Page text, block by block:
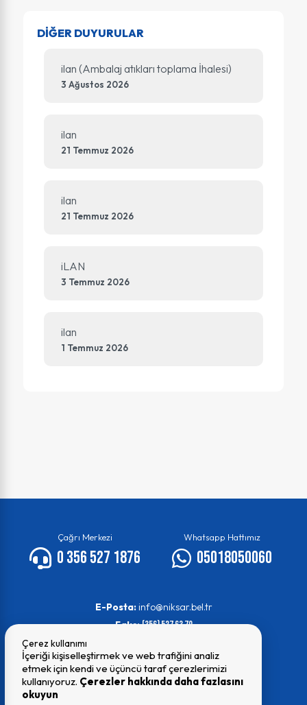
DİĞER DUYURULAR
ilan (Ambalaj atıkları toplama İhalesi)
3 Ağustos 2026
ilan
21 Temmuz 2026
ilan
21 Temmuz 2026
iLAN
3 Temmuz 2026
ilan
1 Temmuz 2026
Çağrı Merkezi
0 356 527 1876
Whatsapp Hattımız
05018050060
E-Posta: info@niksar.bel.tr
Faks:(356) 527 63 70
Çerez kullanımı
İçeriği kişiselleştirmek ve web trafiğini analiz
etmek için kendi ve üçüncü taraf çerezlerimizi
kullanıyoruz. Çerezler hakkında daha fazlasını
okuyun